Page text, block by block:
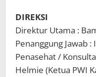
DIREKSI
Direktur Utama :
Penanggung Jawab
Penasehat /
Helmie (Ketua PWI